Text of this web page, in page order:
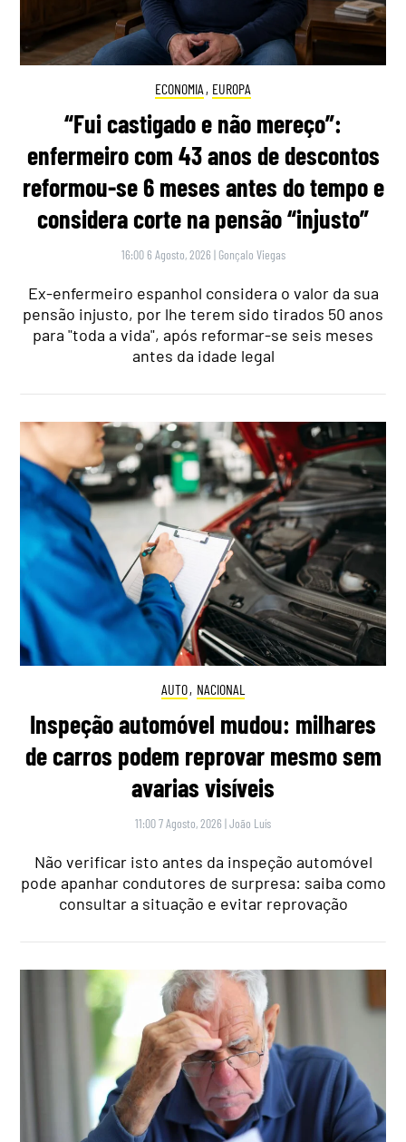
ECONOMIA , EUROPA
“Fui castigado e não mereço”:
enfermeiro com 43 anos de descontos
reformou-se 6 meses antes do tempo e
considera corte na pensão “injusto”
16:00 6 Agosto, 2026 | Gonçalo Viegas
Ex-enfermeiro espanhol considera o valor da sua
pensão injusto, por lhe terem sido tirados 50 anos
para "toda a vida", após reformar-se seis meses
antes da idade legal
AUTO, NACIONAL
Inspeção automóvel mudou: milhares
de carros podem reprovar mesmo sem
avarias visíveis
11:00 7 Agosto, 2026 |João Luís
Não verificar isto antes da inspeção automóvel
pode apanhar condutores de surpresa: saiba como
consultar a situação e evitar reprovação